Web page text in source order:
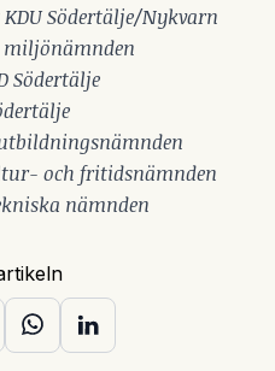
Södertälje/Nykvarn
miljönämnden
Södertälje
och fritidsnämnden
nämnden